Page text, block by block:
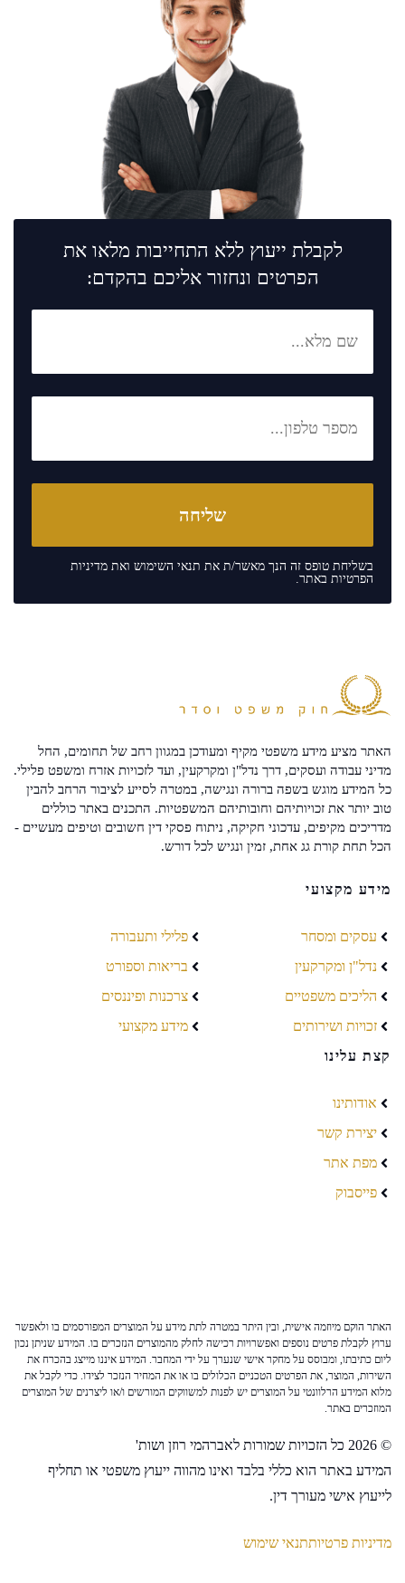
לקבלת ייעוץ ללא התחייבות מלאו את
הפרטים ונחזור אליכם בהקדם:
בשליחת טופס זה הנך מאשר/ת את תנאי השימוש ואת מדיניות
הפרטיות באתר.
האתר מציע מידע משפטי מקיף ומעודכן במגוון רחב של תחומים, החל
מדיני עבודה ועסקים, דרך נדל"ן ומקרקעין, ועד לזכויות אזרח ומשפט פלילי.
כל המידע מוגש בשפה ברורה ונגישה, במטרה לסייע לציבור הרחב להבין
טוב יותר את זכויותיהם וחובותיהם המשפטיות. התכנים באתר כוללים
מדריכים מקיפים, עדכוני חקיקה, ניתוח פסקי דין חשובים וטיפים מעשיים -
הכל תחת קורת גג אחת, זמין ונגיש לכל דורש.
מידע מקצועי
עסקים ומסחר
נדל"ן ומקרקעין
הליכים משפטיים
זכויות ושירותים
פלילי ותעבורה
בריאות וספורט
צרכנות ופיננסים
מידע מקצועי
קצת עלינו
אודותינו
יצירת קשר
מפת אתר
פייסבוק
האתר הוקם מיוזמה אישית, ובין היתר במטרה לתת מידע על המוצרים המפורסמים בו ולאפשר
ערוץ לקבלת פרטים נוספים ואפשרויות רכישה לחלק מהמוצרים הנזכרים בו. המידע שניתן נכון
ליום כתיבתו, ומבוסס על מחקר אישי שנערך על ידי המחבר. המידע איננו מייצג בהכרח את
השירות, המוצר, את הפרטים הטכניים הכלולים בו או את המחיר הנזכר לצידו. כדי לקבל את
מלוא המידע הרלוונטי על המוצרים יש לפנות למשווקים המורשים ו/או ליצרנים של המוצרים
המוזכרים באתר.
© 2026 כל הזכויות שמורות לאברהמי רוזן ושות'
המידע באתר הוא כללי בלבד ואינו מהווה ייעוץ משפטי או תחליף
לייעוץ אישי מעורך דין.
מדיניות פרטיותתנאי שימוש